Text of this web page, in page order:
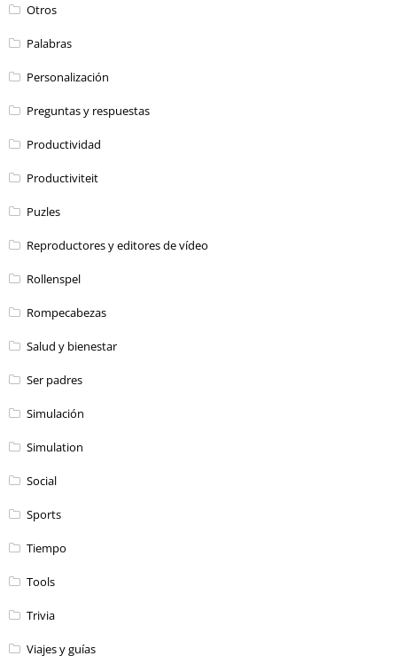
Otros
Palabras
Personalización
Preguntas y respuestas
Productividad
Productiviteit
Puzles
Reproductores y editores de vídeo
Rollenspel
Rompecabezas
Salud y bienestar
Ser padres
Simulación
Simulation
Social
Sports
Tiempo
Tools
Trivia
Viajes y guías